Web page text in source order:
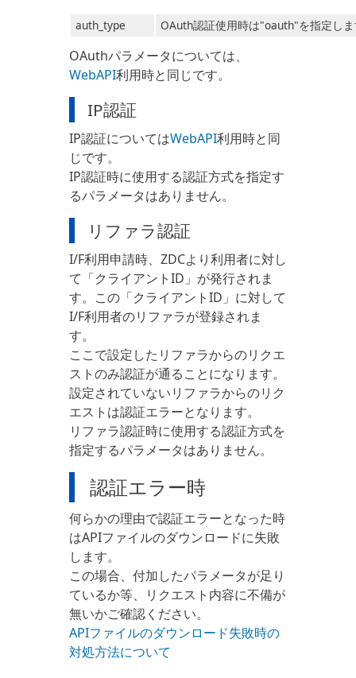
auth_type OAuth認証使用時は"oauth"を指定し
OAuthパラメータについては、
WebAPI利用時と同じです。
IP認証
IP認証についてはWebAPI利用時と同
じです。
IP認証時に使用する認証方式を指定す
るパラメータはありません。
リファラ認証
I/F利用申請時、ZDCより利用者に対し
て「クライアントID」が発行されま
す。この「クライアントID」に対して
I/F利用者のリファラが登録されま
す。
ここで設定したリファラからのリクエ
ストのみ認証が通ることになります。
設定されていないリファラからのリク
エストは認証エラーとなります。
リファラ認証時に使用する認証方式を
指定するパラメータはありません。
認証エラー時
何らかの理由で認証エラーとなった時
はAPIファイルのダウンロードに失敗
します。
この場合、付加したパラメータが足り
ているか等、リクエスト内容に不備が
無いかご確認ください。
APIファイルのダウンロード失敗時の
対処方法について